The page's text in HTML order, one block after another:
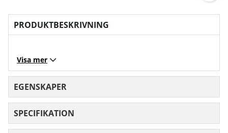
PRODUKTBESKRIVNING
Visa mer
EGENSKAPER
SPECIFIKATION